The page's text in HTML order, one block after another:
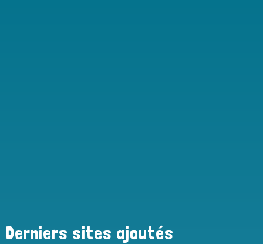
Derniers sites ajoutés